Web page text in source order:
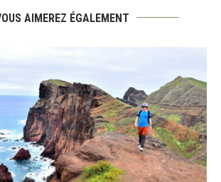
AIMEREZ ÉGALEMENT